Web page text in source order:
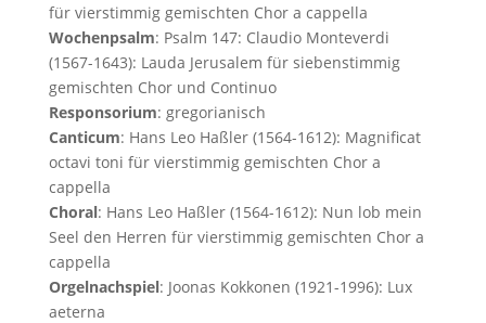
für vierstimmig gemischten Chor a cappella
Wochenpsalm: Psalm 147: Claudio Monteverdi
(1567-1643): Lauda Jerusalem für siebenstimmig
gemischten Chor und Continuo
Responsorium: gregorianisch
Canticum: Hans Leo Haßler (1564-1612): Magnificat
octavi toni für vierstimmig gemischten Chor a
cappella
Choral: Hans Leo Haßler (1564-1612): Nun lob mein
Seel den Herren für vierstimmig gemischten Chor a
cappella
Orgelnachspiel: Joonas Kokkonen (1921-1996): Lux
aeterna